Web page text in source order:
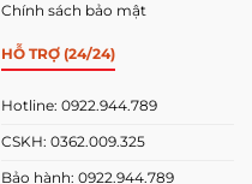
Chính sách bảo mật
HỖ TRỢ (24/24)
Hotline: 0922.944.789
CSKH: 0362.009.325
Bảo hành: 0922.944.789